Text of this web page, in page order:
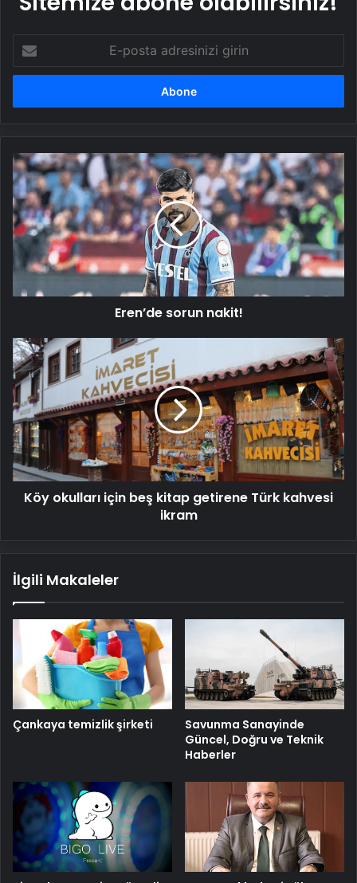
posta
adresinizi
Eren’de
sorun
nakit!
Eren’de sorun nakit!
Köy
okulları
için
beş
kitap
getirene
Türk
kahvesi
ikram
Köy okulları için beş kitap getirene Türk kahvesi
ikram
İlgili Makaleler
Çankaya temizlik şirketi
Savunma Sanayinde
Güncel, Doğru ve Teknik
Haberler